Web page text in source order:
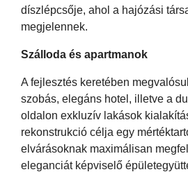
díszlépcsője, ahol a hajózási
megjelennek.
Szálloda és apartmanok
A fejlesztés keretében
szobás, elegáns hotel, illetve a
oldalon exkluzív lakások
rekonstrukció célja egy
elvárásoknak maximálisan
eleganciát képviselő